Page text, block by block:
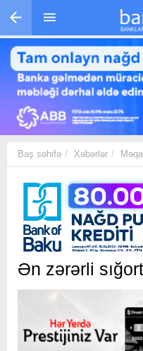
Skip to main content
Baş səhifə Xəbərlər
Ən zərərli